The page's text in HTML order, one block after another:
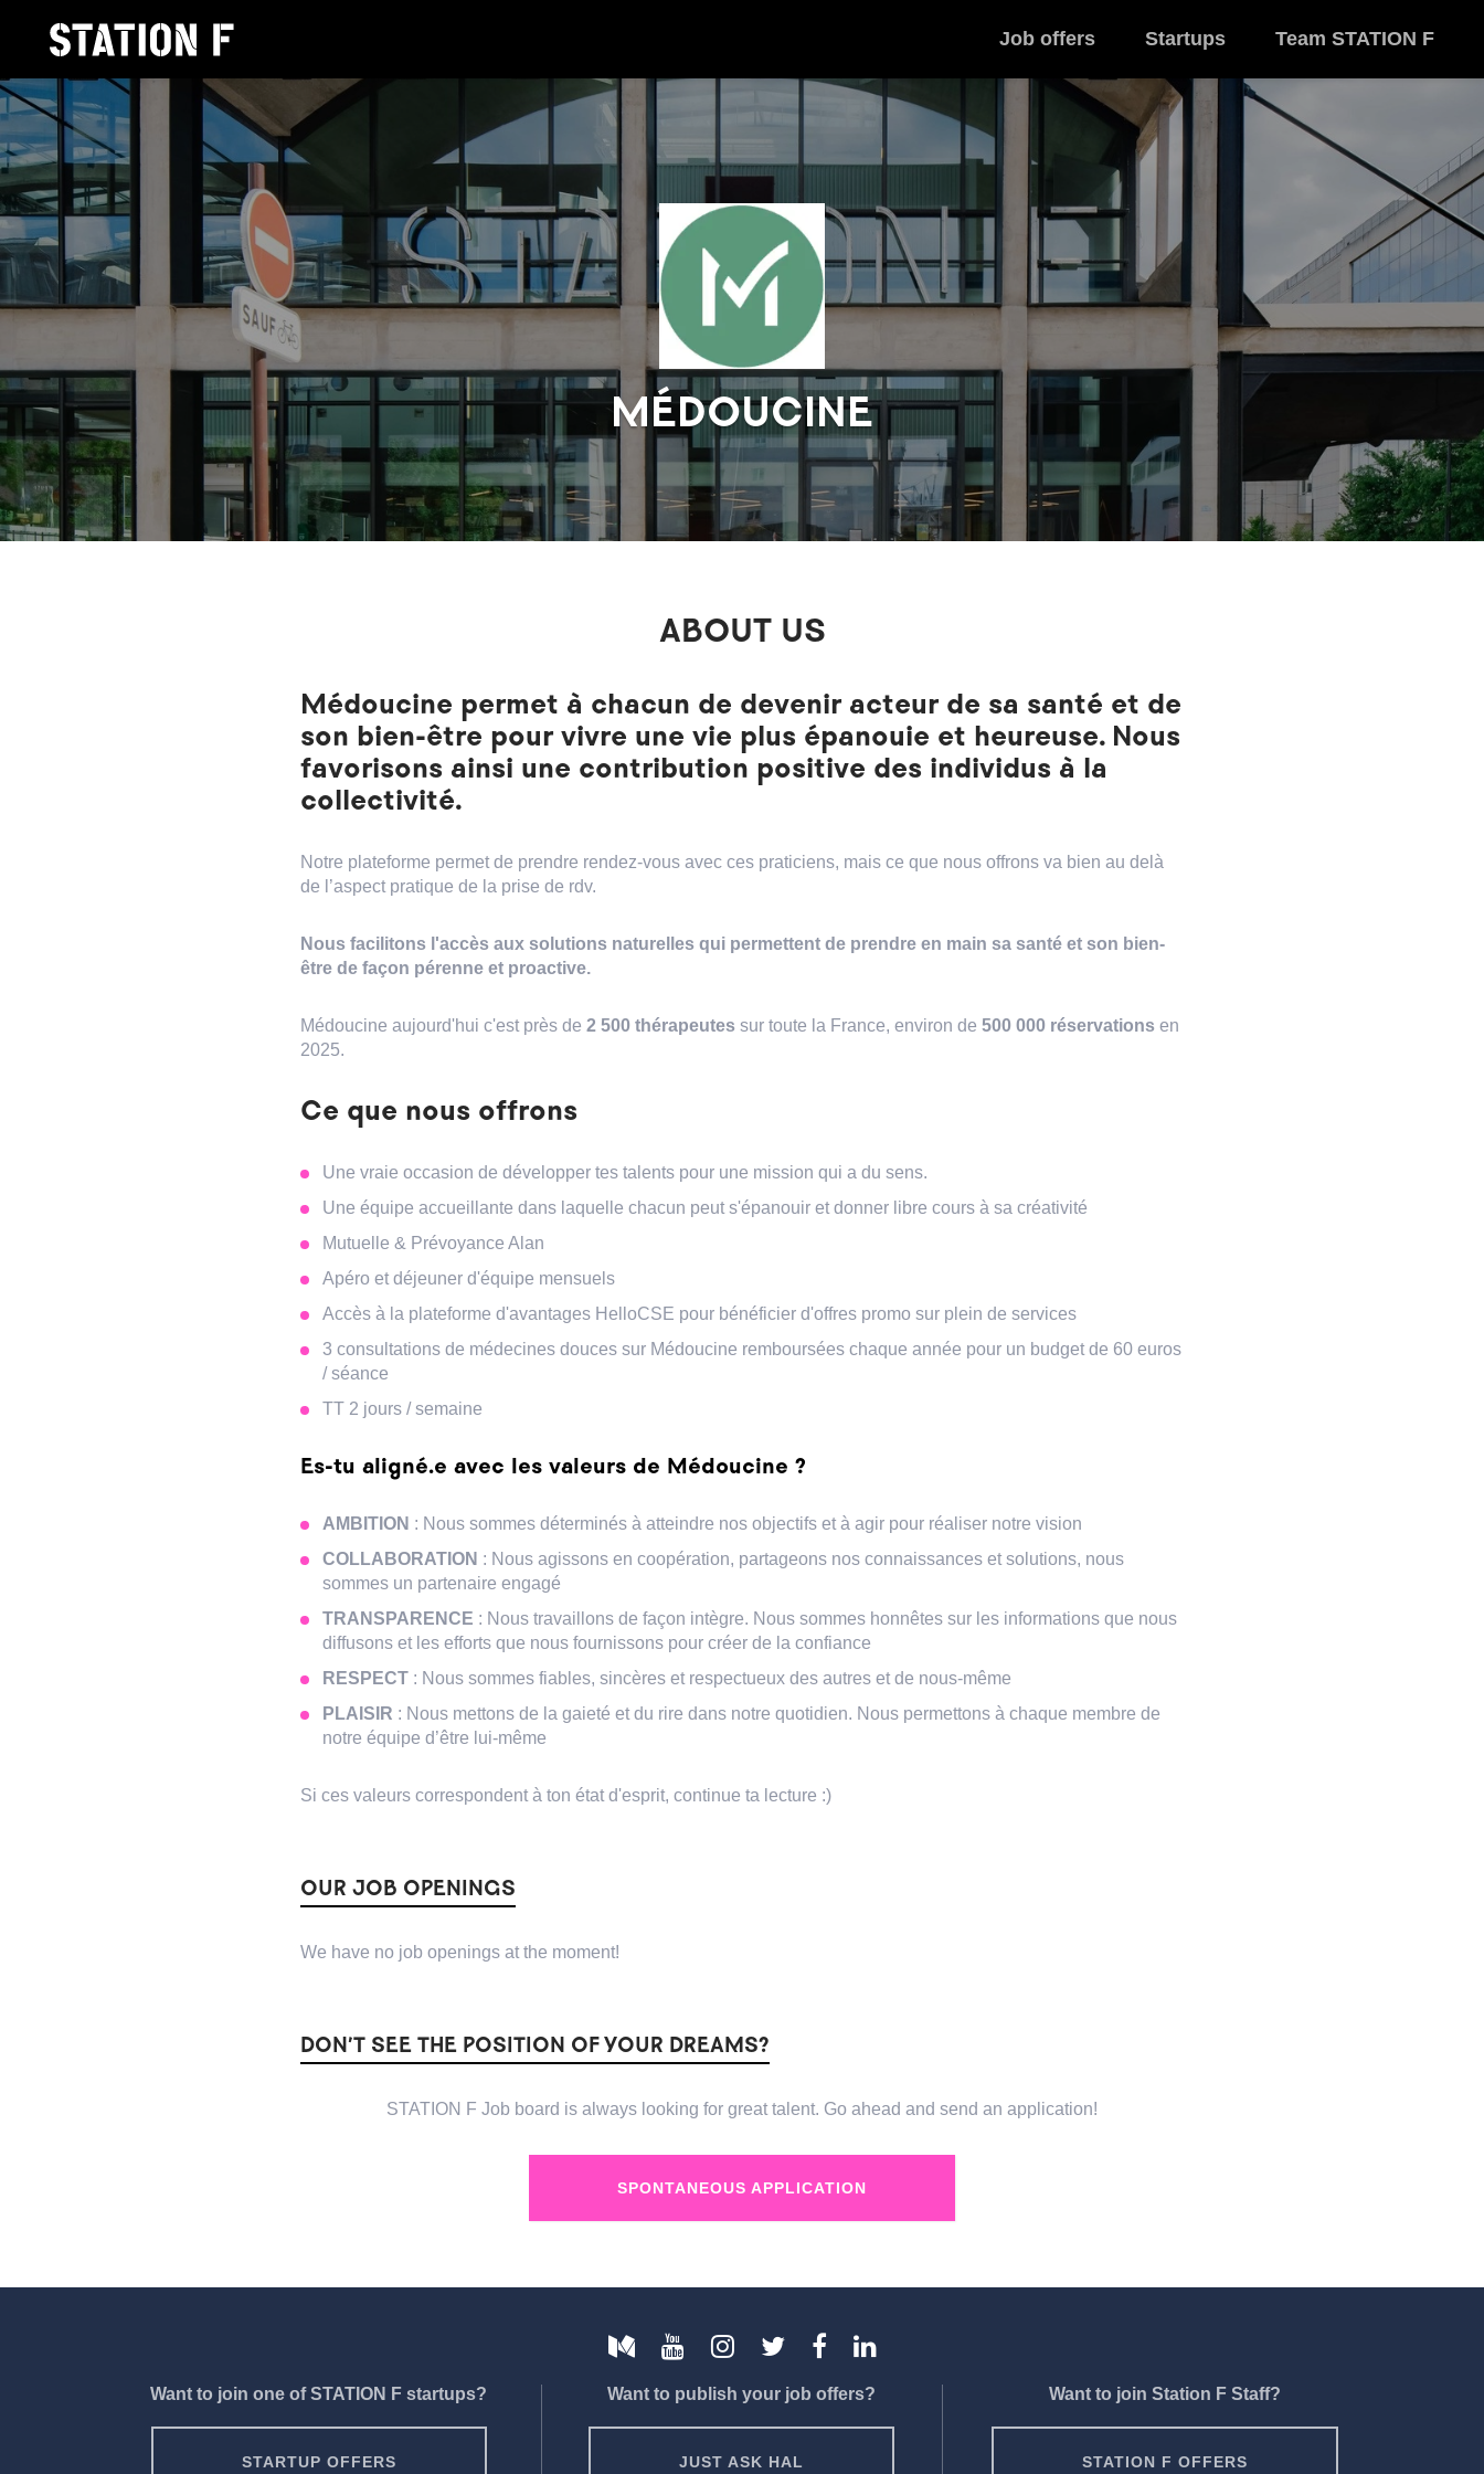
Job offers Startups Team STATION F
MÉDOUCINE
ABOUT US
Médoucine permet à chacun de devenir acteur de sa santé et de
son bien-être pour vivre une vie plus épanouie et heureuse. Nous
favorisons ainsi une contribution positive des individus à la
collectivité.
Notre plateforme permet de prendre rendez-vous avec ces praticiens, mais ce que nous offrons va bien au delà
de l’aspect pratique de la prise de rdv.
Nous facilitons l'accès aux solutions naturelles qui permettent de prendre en main sa santé et son bien-
être de façon pérenne et proactive.
Médoucine aujourd'hui c'est près de 2 500 thérapeutes sur toute la France, environ de 500 000 réservations en
2025.
Ce que nous offrons
Une vraie occasion de développer tes talents pour une mission qui a du sens.
Une équipe accueillante dans laquelle chacun peut s'épanouir et donner libre cours à sa créativité
Mutuelle & Prévoyance Alan
Apéro et déjeuner d'équipe mensuels
Accès à la plateforme d'avantages HelloCSE pour bénéficier d'offres promo sur plein de services
3 consultations de médecines douces sur Médoucine remboursées chaque année pour un budget de 60 euros
/ séance
TT 2 jours / semaine
Es-tu aligné.e avec les valeurs de Médoucine ?
AMBITION : Nous sommes déterminés à atteindre nos objectifs et à agir pour réaliser notre vision
COLLABORATION : Nous agissons en coopération, partageons nos connaissances et solutions, nous
sommes un partenaire engagé
TRANSPARENCE : Nous travaillons de façon intègre. Nous sommes honnêtes sur les informations que nous
diffusons et les efforts que nous fournissons pour créer de la confiance
RESPECT : Nous sommes fiables, sincères et respectueux des autres et de nous-même
PLAISIR : Nous mettons de la gaieté et du rire dans notre quotidien. Nous permettons à chaque membre de
notre équipe d’être lui-même
Si ces valeurs correspondent à ton état d'esprit, continue ta lecture :)
OUR JOB OPENINGS
We have no job openings at the moment!
DON’T SEE THE POSITION OF YOUR DREAMS?
STATION F Job board is always looking for great talent. Go ahead and send an application!
SPONTANEOUS APPLICATION
Want to join one of STATION F startups?
STARTUP OFFERS
Want to publish your job offers?
JUST ASK HAL
Want to join Station F Staff?
STATION F OFFERS